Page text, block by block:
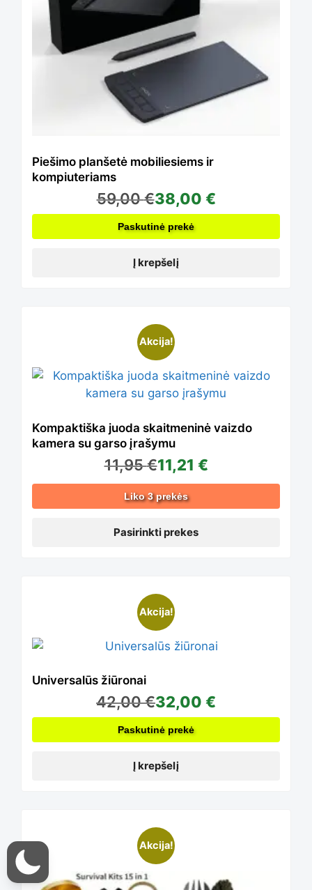
Piešimo planšetė mobiliesiems ir
kompiuteriams
59,00€38,00 €
Paskutinė prekė
Į krepšelį
Akcija!
Kompaktiška juoda skaitmeninė vaizdo
kamera su garso įrašymu
11,95€11,21 €
Liko 3 prekės
Pasirinkti prekes
product
has
multiple
variants.
options
may
be
on
Akcija!
Universalūs žiūronai
42,00€32,00 €
Paskutinė prekė
Į krepšelį
Akcija!